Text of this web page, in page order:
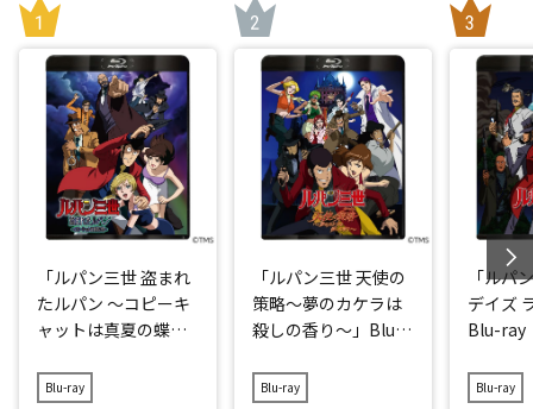
「ルパン三世 盗まれ
たルパン ～コピーキ
ャットは真夏の蝶
Blu-ray
「ルパン三世 天使の
策略～夢のカケラは
殺しの香り～」Blu-r
Blu-ray
「ルパ
デイズ
Blu-ray
Blu-ray